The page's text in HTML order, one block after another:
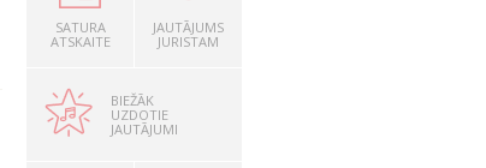
SATURA
ATSKAITE
JAUTĀJUMS
JURISTAM
BIEŽĀK
UZDOTIE
JAUTĀJUMI